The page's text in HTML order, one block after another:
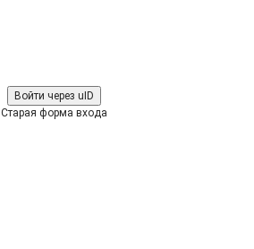
Войти через uID
Старая форма входа